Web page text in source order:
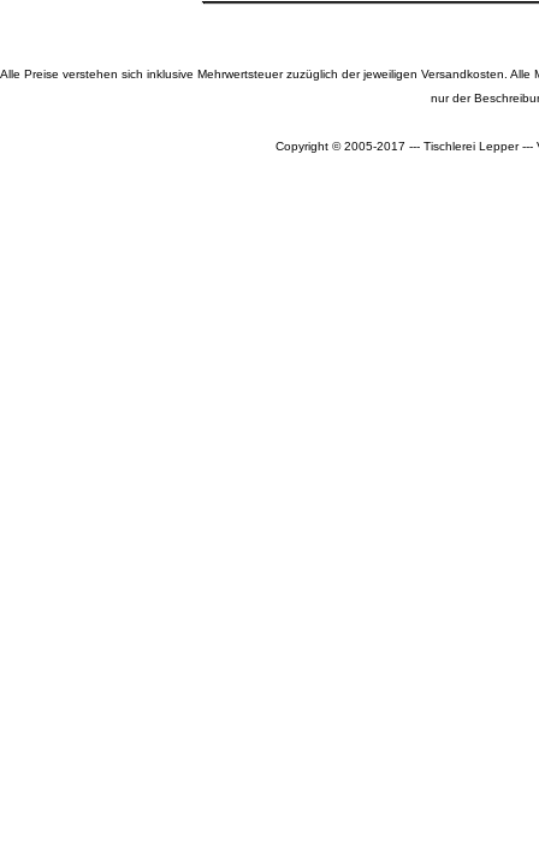
Alle Preise verstehen sich inklusive Mehrwertsteuer zuzüglich der jeweiligen Versandkosten.
nur der
Copyright © 2005-2017 --- Tischlerei Lepper